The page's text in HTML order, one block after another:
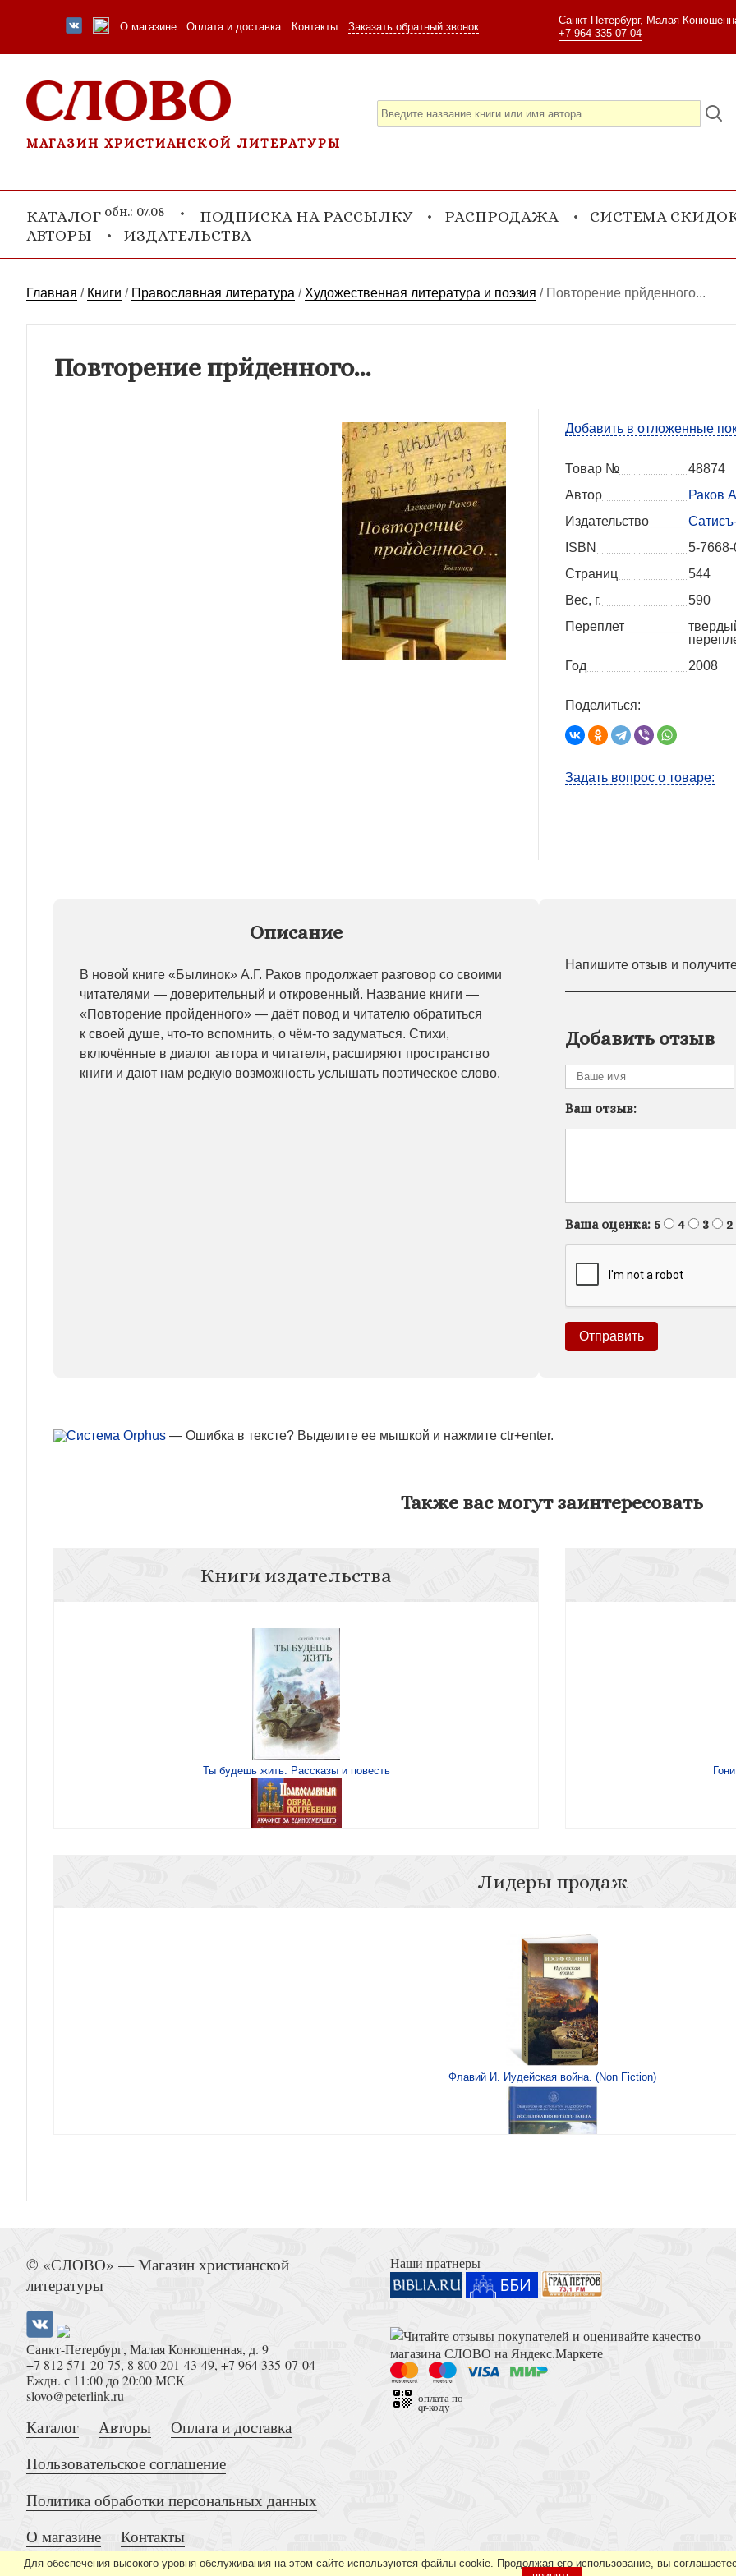
О магазине Оплата и доставка Контакты Заказать обратный звонок
Санкт-Петербург, Малая
+7 964 335-07-04
МАГАЗИН ХРИСТИАНСКОЙ ЛИТЕРАТУРЫ
КАТАЛОГ обн.: 07.08 ПОДПИСКА НА РАССЫЛКУ РАСПРОДАЖА
СИСТЕМА
АВТОРЫ
ИЗДАТЕЛЬСТВА
Главная / Книги / Православная литература / Художественная литература и поэзия / Повторение прйденного...
Повторение прйденного...
Добавить в отложенные
Товар №
48874
Автор
Раков
Издательство
ISBN
5-
Страниц
544
Вес, г.
590
Переплет
Год
2008
Поделиться:
Задать вопрос о товаре:
Описание
В новой книге «Былинок» А.Г. Раков продолжает разговор со своими
читателями — доверительный и откровенный. Название книги —
«Повторение пройденного» — даёт повод и читателю обратиться
к своей душе, что-то вспомнить, о чём-то задуматься. Стихи,
включённые в диалог автора и читателя, расширяют пространство
книги и дают нам редкую возможность услышать поэтическое слово.
Напишите отзыв и
Добавить отзыв
Ваш отзыв:
Ваша оценка: 5 4 3 2
— Ошибка в тексте? Выделите ее мышкой и нажмите ctr+enter.
Также вас могут заинтересовать
Книги издательства
Ты будешь жить. Рассказы и повесть
Молитвослов с наставлением к исповеди Не отвержи меня от лица
Лидеры продаж
Флавий И. Иудейская война. (Non Fiction)
Книга Иисуса Навина
Толкование на Апокалипсис (Тихоний Африканский)
© «СЛОВО» — Магазин христианской
литературы
Санкт-Петербург, Малая Конюшенная, д. 9
+7 812 571-20-75, 8 800 201-43-49, +7 964 335-07-04
Еждн. с 11:00 до 20:00 МСК
slovo@peterlink.ru
Каталог Авторы
Оплата и доставка
Пользовательское соглашение
Политика обработки персональных данных
О магазине
Контакты
Наши пратнеры
оплата по
qr-коду
Для обеспечения высокого уровня обслуживания на этом сайте используются файлы cookie. Продолжая его использование, вы